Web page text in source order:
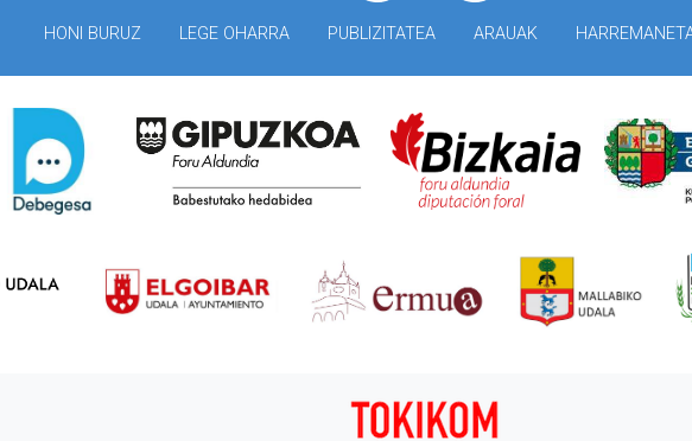
HONI BURUZ LEGE OHARRA PUBLIZITATEA ARAUAK